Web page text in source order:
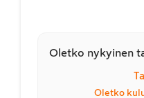
Oletko nykyinen
Oletko